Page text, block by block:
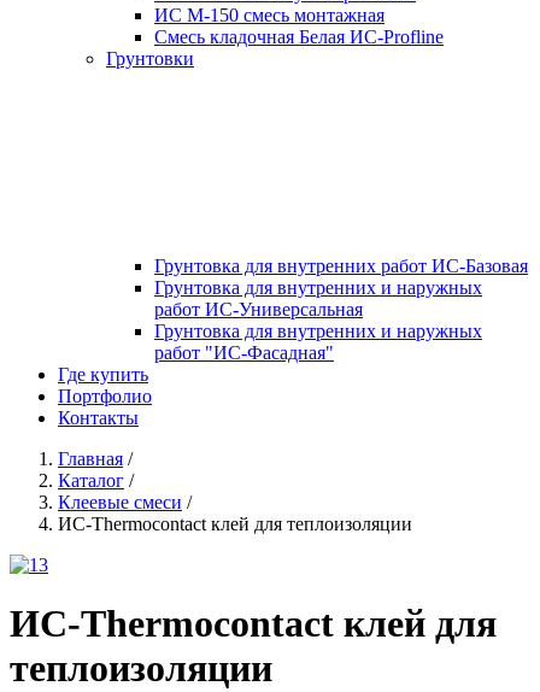
ИС М-150 смесь монтажная
Смесь кладочная Белая ИС-Profline
Грунтовки
Грунтовка для внутренних работ ИС-Базовая
Грунтовка для внутренних и наружных
работ ИС-Универсальная
Грунтовка для внутренних и наружных
работ "ИС-Фасадная"
Где купить
Портфолио
Контакты
Главная /
Каталог /
Клеевые смеси /
ИС-Thermocontact клей для теплоизоляции
ИС-Thermocontact клей для
теплоизоляции